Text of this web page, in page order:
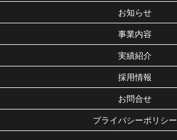
お知らせ
事業内容
実績紹介
採用情報
お問合せ
プライバシーポリシー